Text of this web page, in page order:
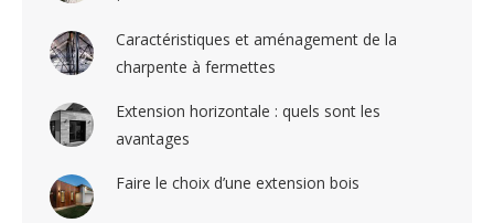
Caractéristiques et aménagement de la
charpente à fermettes
Extension horizontale : quels sont les
avantages
Faire le choix d’une extension bois